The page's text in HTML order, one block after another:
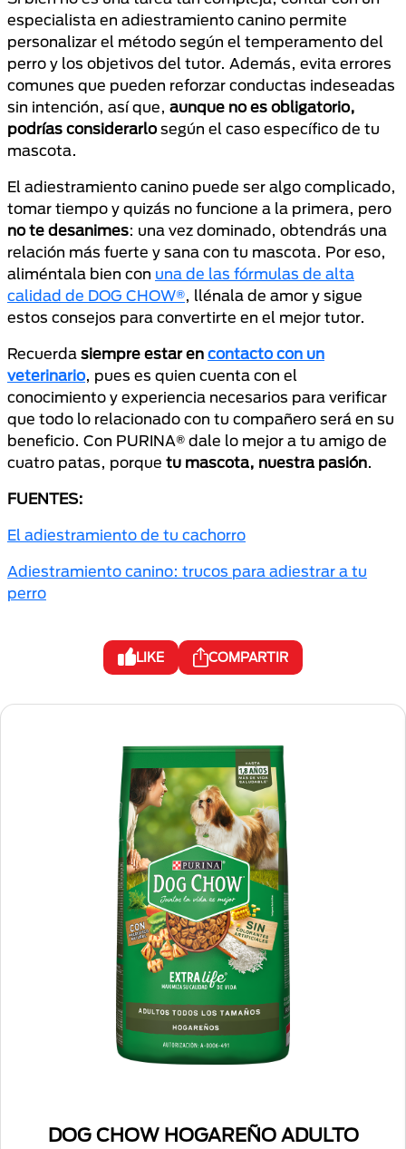
especialista en adiestramiento canino permite
personalizar el método según el temperamento del
perro y los objetivos del tutor. Además, evita errores
comunes que pueden reforzar conductas indeseadas
sin intención, así que, aunque no es obligatorio,
podrías considerarlosegún el caso específico de tu
mascota.
El adiestramiento canino puede ser algo complicado,
tomar tiempo y quizás no funcione a la primera, pero
no te desanimes: una vez dominado, obtendrás una
relación más fuerte y sana con tu mascota. Por eso,
aliméntala bien con una de las fórmulas de alta
calidad de DOG CHOW® , llénala de amor y sigue
estos consejos para convertirte en el mejor tutor.
Recuerda siempre estar en contacto con un
veterinario , pues es quien cuenta con el
conocimiento y experiencia necesarios para verificar
que todo lo relacionado con tu compañero será en su
beneficio. Con PURINA® dale lo mejor a tu amigo de
cuatro patas, porque tu mascota, nuestra pasión
FUENTES:
El adiestramiento de tu cachorro
Adiestramiento canino: trucos para adiestrar a tu
perro
LIKE COMPARTIR
DOG CHOW HOGAREÑO ADULTO